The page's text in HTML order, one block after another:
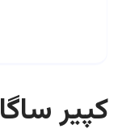
کپیر ساگا